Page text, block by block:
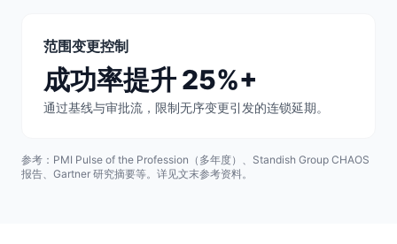
范围变更控制
成功率提升 25%+
通过基线与审批流，限制无序变更引发的连锁延期。
参考：PMI Pulse of the Profession（多年度）、Standish Group CHAOS
报告、Gartner 研究摘要等。详见文末参考资料。